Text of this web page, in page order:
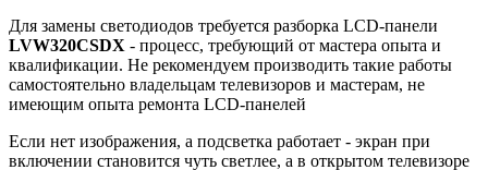
Для замены светодиодов требуется разборка LCD-панели
LVW320CSDX - процесс, требующий от мастера опыта и
квалификации. Не рекомендуем производить такие работы
самостоятельно владельцам телевизоров и мастерам, не
имеющим опыта ремонта LCD-панелей
Если нет изображения, а подсветка работает - экран при
включении становится чуть светлее, а в открытом телевизоре